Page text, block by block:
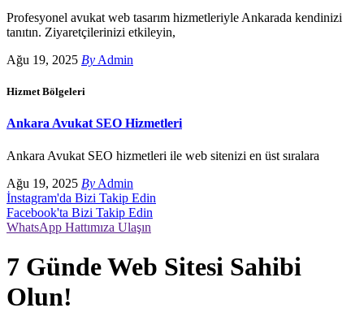
Profesyonel avukat web tasarım hizmetleriyle Ankarada kendinizi
tanıtın. Ziyaretçilerinizi etkileyin,
Ağu 19, 2025 By Admin
Hizmet Bölgeleri
Ankara Avukat SEO Hizmetleri
Ankara Avukat SEO hizmetleri ile web sitenizi en üst sıralara
Ağu 19, 2025 By Admin
İnstagram'da Bizi Takip Edin
Facebook'ta Bizi Takip Edin
WhatsApp Hattımıza Ulaşın
7 Günde Web Sitesi Sahibi
Olun!